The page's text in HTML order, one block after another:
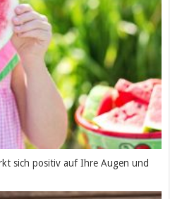
sich positiv auf Ihre Augen und